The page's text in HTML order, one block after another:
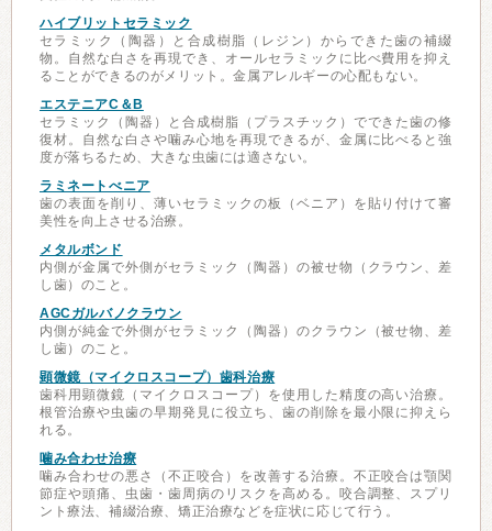
ハイブリットセラミック
セラミック（陶器）と合成樹脂（レジン）からできた歯の補綴
物。自然な白さを再現でき、オールセラミックに比べ費用を抑え
ることができるのがメリット。金属アレルギーの心配もない。
エステニアC＆B
セラミック（陶器）と合成樹脂（プラスチック）でできた歯の修
復材。自然な白さや噛み心地を再現できるが、金属に比べると強
度が落ちるため、大きな虫歯には適さない。
ラミネートべニア
歯の表面を削り、薄いセラミックの板（ベニア）を貼り付けて審
美性を向上させる治療。
メタルボンド
内側が金属で外側がセラミック（陶器）の被せ物（クラウン、差
し歯）のこと。
AGCガルバノクラウン
内側が純金で外側がセラミック（陶器）のクラウン（被せ物、差
し歯）のこと。
顕微鏡（マイクロスコープ）歯科治療
歯科用顕微鏡（マイクロスコープ）を使用した精度の高い治療。
根管治療や虫歯の早期発見に役立ち、歯の削除を最小限に抑えら
れる。
噛み合わせ治療
噛み合わせの悪さ（不正咬合）を改善する治療。不正咬合は顎関
節症や頭痛、虫歯・歯周病のリスクを高める。咬合調整、スプリ
ント療法、補綴治療、矯正治療などを症状に応じて行う。